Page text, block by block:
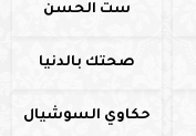
ست الحسن
صحتك بالدنيا
حكاوي السوشيال